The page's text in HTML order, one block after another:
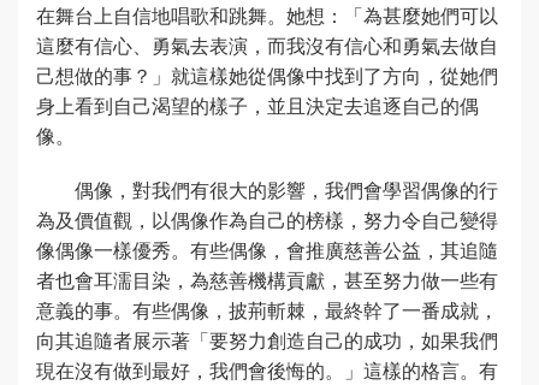
在舞台上自信地唱歌和跳舞。她想：「為甚麼她們可以
這麼有信心、勇氣去表演，而我沒有信心和勇氣去做自
己想做的事？」就這樣她從偶像中找到了方向，從她們
身上看到自己渴望的樣子，並且決定去追逐自己的偶
像。
偶像，對我們有很大的影響，我們會學習偶像的行
為及價值觀，以偶像作為自己的榜樣，努力令自己變得
像偶像一樣優秀。有些偶像，會推廣慈善公益，其追隨
者也會耳濡目染，為慈善機構貢獻，甚至努力做一些有
意義的事。有些偶像，披荊斬棘，最終幹了一番成就，
向其追隨者展示著「要努力創造自己的成功，如果我們
現在沒有做到最好，我們會後悔的。」這樣的格言。有